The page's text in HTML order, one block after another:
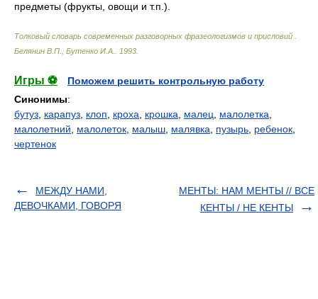
предметы (фрукты, овощи и т.п.).
Толковый словарь современных разговорных фразеологизмов и присловий
Белянин В.П., Бутенко И.А.
1993
Игры ⚽
Поможем решить контрольную работу
Синонимы:
бутуз карапуз клоп кроха крошка малец малолетка
малолетний
малолеток малыш малявка пузырь ребенок
чертенок
МЕЖДУ НАМИ,
ДЕВОЧКАМИ, ГОВОРЯ
МЕНТЫ: НАМ МЕНТЫ // ВСЕ
КЕНТЫ / НЕ КЕНТЫ